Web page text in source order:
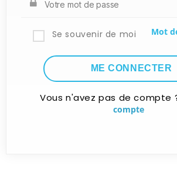
Se souvenir de moi Mot
Vous n'avez pas de compte
compte